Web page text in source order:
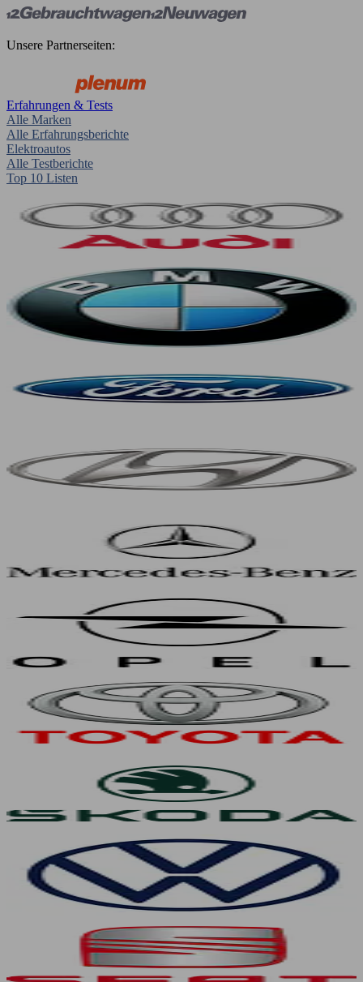
Unsere Partnerseiten:
Erfahrungen & Tests
Alle Marken
Alle Erfahrungsberichte
Elektroautos
Alle Testberichte
Top 10 Listen